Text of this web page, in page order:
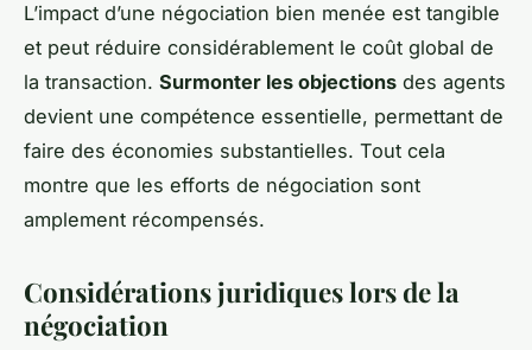
L’impact d’une négociation bien menée est tangible
et peut réduire considérablement le coût global de
la transaction. Surmonter les objections des agents
devient une compétence essentielle, permettant de
faire des économies substantielles. Tout cela
montre que les efforts de négociation sont
amplement récompensés.
Considérations juridiques lors de la
négociation